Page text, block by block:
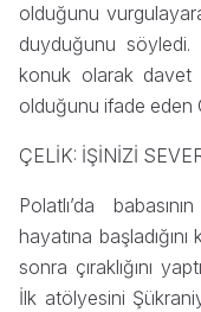
olduğunu
duyduğunu söyledi.
konuk olarak davet
olduğunu ifade eden
ÇELİK: İŞİNİZİ
Polatlı’da
hayatına
sonra çıraklığını
İlk atölyesini